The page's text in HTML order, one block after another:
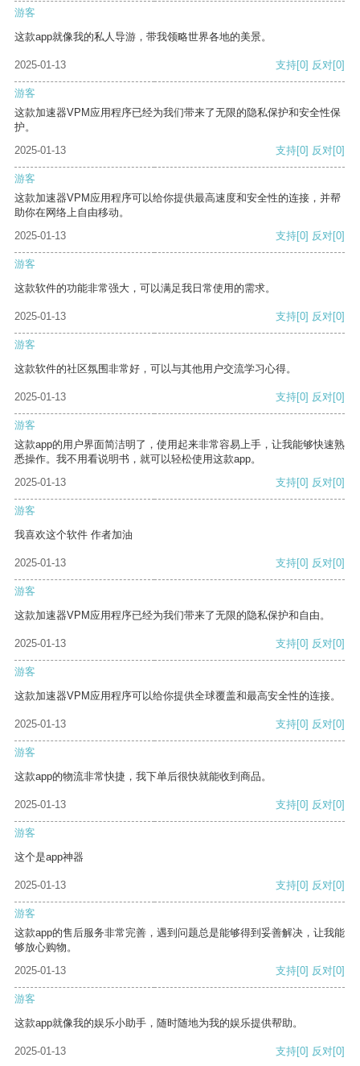
游客
这款app就像我的私人导游，带我领略世界各地的美景。
2025-01-13 支持[0] 反对[0]
游客
这款加速器VPM应用程序已经为我们带来了无限的隐私保护和安全性保
护。
2025-01-13
支持[0] 反对[0]
游客
这款加速器VPM应用程序可以给你提供最高速度和安全性的连接，并帮
助你在网络上自由移动。
2025-01-13
支持[0] 反对[0]
游客
这款软件的功能非常强大，可以满足我日常使用的需求。
2025-01-13 支持[0] 反对[0]
游客
这款软件的社区氛围非常好，可以与其他用户交流学习心得。
2025-01-13 支持[0] 反对[0]
游客
这款app的用户界面简洁明了，使用起来非常容易上手，让我能够快速熟
悉操作。我不用看说明书，就可以轻松使用这款app。
2025-01-13
支持[0] 反对[0]
游客
我喜欢这个软件 作者加油
2025-01-13 支持[0] 反对[0]
游客
这款加速器VPM应用程序已经为我们带来了无限的隐私保护和自由。
2025-01-13 支持[0] 反对[0]
游客
这款加速器VPM应用程序可以给你提供全球覆盖和最高安全性的连接。
2025-01-13 支持[0] 反对[0]
游客
这款app的物流非常快捷，我下单后很快就能收到商品。
2025-01-13 支持[0] 反对[0]
游客
这个是app神器
2025-01-13 支持[0] 反对[0]
游客
这款app的售后服务非常完善，遇到问题总是能够得到妥善解决，让我能
够放心购物。
2025-01-13
支持[0] 反对[0]
游客
这款app就像我的娱乐小助手，随时随地为我的娱乐提供帮助。
2025-01-13 支持[0] 反对[0]